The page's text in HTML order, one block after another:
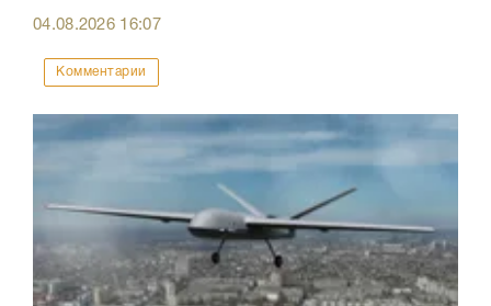
04.08.2026 16:07
Комментарии